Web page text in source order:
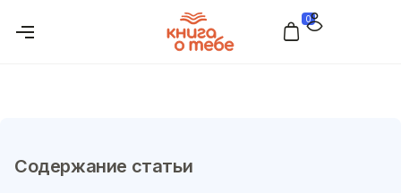
0
Содержание статьи